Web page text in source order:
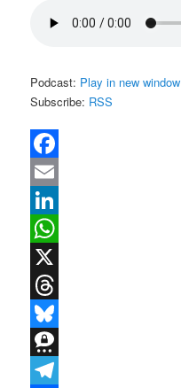
Podcast: Play in new window
Subscribe: RSS
Facebook
Email
LinkedIn
WhatsApp
X
Threads
Bluesky
Threema